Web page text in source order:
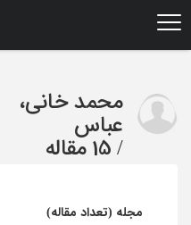
محمد خانی،
عباس
/ 15 مقاله
مجله (تعداد مقاله)